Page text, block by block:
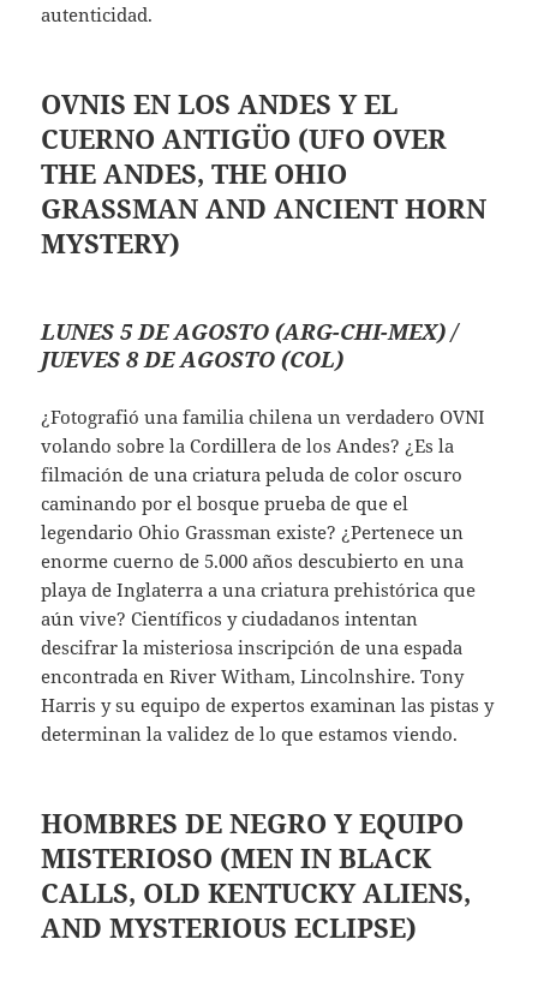
autenticidad.
OVNIS EN LOS ANDES Y EL
CUERNO ANTIGÜO (UFO OVER
THE ANDES, THE OHIO
GRASSMAN AND ANCIENT HORN
MYSTERY)
LUNES 5 DE AGOSTO (ARG-CHI-MEX) /
JUEVES 8 DE AGOSTO (COL)
¿Fotografió una familia chilena un verdadero OVNI
volando sobre la Cordillera de los Andes? ¿Es la
filmación de una criatura peluda de color oscuro
caminando por el bosque prueba de que el
legendario Ohio Grassman existe? ¿Pertenece un
enorme cuerno de 5.000 años descubierto en una
playa de Inglaterra a una criatura prehistórica que
aún vive? Científicos y ciudadanos intentan
descifrar la misteriosa inscripción de una espada
encontrada en River Witham, Lincolnshire. Tony
Harris y su equipo de expertos examinan las pistas y
determinan la validez de lo que estamos viendo.
HOMBRES DE NEGRO Y EQUIPO
MISTERIOSO (MEN IN BLACK
CALLS, OLD KENTUCKY ALIENS,
AND MYSTERIOUS ECLIPSE)